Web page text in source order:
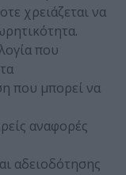
χρειάζεται να
που
που μπορεί να
αναφορές
αδειοδότησης